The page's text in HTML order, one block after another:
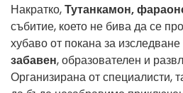
Накратко,Тутанкамон,
събитие, което не бива да се
хубаво от покана за
забавен, образователен и
Организирана от специалисти,